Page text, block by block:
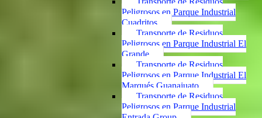
Peligrosos en Parque Industrial
Cuadritos
Transporte de Residuos
Peligrosos en Parque Industrial El
Grande
Transporte de Residuos
Peligrosos en Parque Industrial El
Marqués Guanajuato
Transporte de Residuos
Peligrosos en Parque Industrial